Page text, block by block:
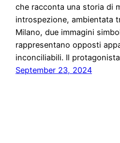
che racconta una storia di
introspezione, ambientata
Milano, due immagini
rappresentano opposti
inconciliabili. Il
September 23, 2024